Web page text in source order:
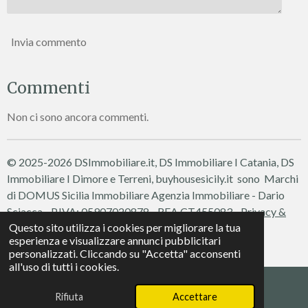
Questo sito utilizza i cookies per migliorare la tua
esperienza e visualizzare annunci pubblicitari
personalizzati. Cliccando su "Accetta" acconsenti
all'uso di tutti i cookies.
Rifiuta Accettare
Invia commento
Commenti
Non ci sono ancora commenti.
© 2025-2026 DSImmobiliare.it, DS Immobiliare I Catania, DS
Immobiliare I Dimore e Terreni, buyhousesicily.it sono Marchi
di DOMUS Sicilia ImmobiliareAgenzia Immobiliare - Dario
Sciacca - P.IVA: 05907020878 - REA CT455083 -Privacy &
Cookie Policy
Fornito daWebador
Telefono WhatsApp